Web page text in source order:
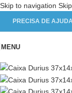
Skip to navigation
PRECISA DE
MENU